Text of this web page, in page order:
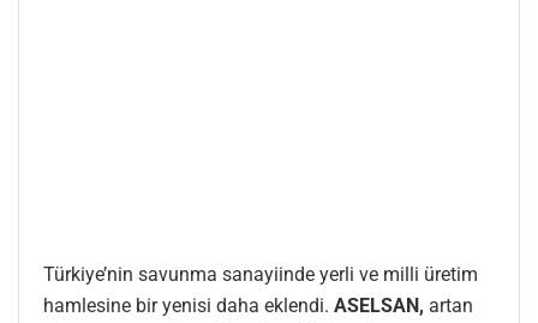
Türkiye’nin savunma sanayiinde yerli ve milli üretim
hamlesine bir yenisi daha eklendi. ASELSAN, artan